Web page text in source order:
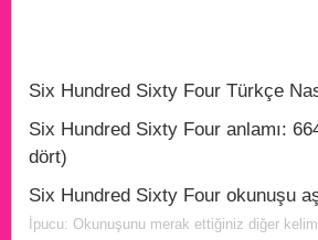
Six Hundred Sixty Four Türkçe
Six Hundred Sixty Four anlamı:
dört)
Six Hundred Sixty Four okunuşu
İpucu: Okunuşunu merak ettiğiniz diğer